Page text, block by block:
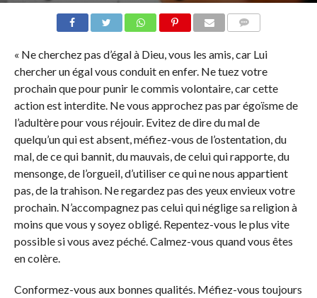
« Ne cherchez pas d’égal à Dieu, vous les amis, car Lui
chercher un égal vous conduit en enfer. Ne tuez votre
prochain que pour punir le commis volontaire, car cette
action est interdite. Ne vous approchez pas par égoïsme de
l’adultère pour vous réjouir. Evitez de dire du mal de
quelqu’un qui est absent, méfiez-vous de l’ostentation, du
mal, de ce qui bannit, du mauvais, de celui qui rapporte, du
mensonge, de l’orgueil, d’utiliser ce qui ne nous appartient
pas, de la trahison. Ne regardez pas des yeux envieux votre
prochain. N’accompagnez pas celui qui néglige sa religion à
moins que vous y soyez obligé. Repentez-vous le plus vite
possible si vous avez péché. Calmez-vous quand vous êtes
en colère.
Conformez-vous aux bonnes qualités. Méfiez-vous toujours